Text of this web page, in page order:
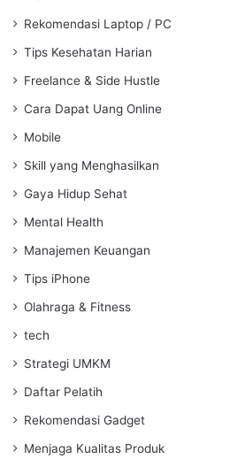
Rekomendasi Laptop / PC
Tips Kesehatan Harian
Freelance & Side Hustle
Cara Dapat Uang Online
Mobile
Skill yang Menghasilkan
Gaya Hidup Sehat
Mental Health
Manajemen Keuangan
Tips iPhone
Olahraga & Fitness
tech
Strategi UMKM
Daftar Pelatih
Rekomendasi Gadget
Menjaga Kualitas Produk